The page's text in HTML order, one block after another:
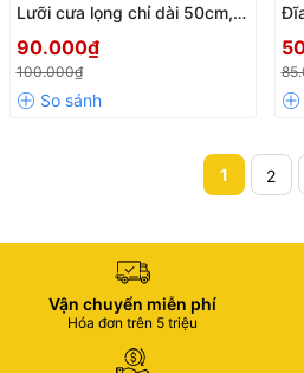
Lưỡi cưa lọng chỉ dài 50cm,
răng xoắn tiện dụng, chiều
dài linh hoạt đa năng
90.000₫
100.000₫
1 2
Vận chuyển miễn phí
Hóa đơn trên 5 triệu